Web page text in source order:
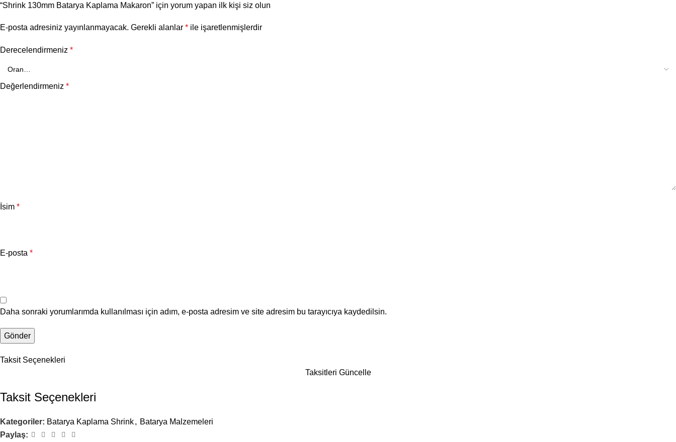
“Shrink 130mm Batarya Kaplama Makaron” için yorum yapan ilk kişi siz olun
E-posta adresiniz yayınlanmayacak. Gerekli alanlar * ile işaretlenmişlerdir
Derecelendirmeniz *
Değerlendirmeniz *
İsim *
E-posta *
Daha sonraki yorumlarımda kullanılması için adım, e-posta adresim ve site adresim bu tarayıcıya kaydedilsin.
Taksit Seçenekleri
Taksitleri Güncelle
Taksit Seçenekleri
Kategoriler: Batarya Kaplama Shrink, Batarya Malzemeleri
Paylaş: